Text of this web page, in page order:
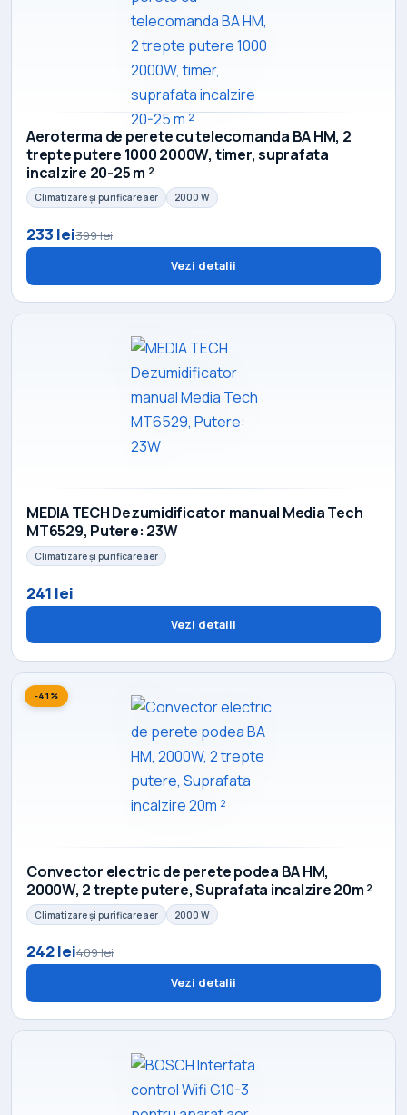
Aeroterma de perete cu telecomanda BA HM, 2
trepte putere 1000 2000W, timer, suprafata
incalzire 20-25 m ²
Climatizare și purificare aer 2000 W
233 lei399 lei
Vezi detalii
MEDIA TECH Dezumidificator manual Media Tech
MT6529, Putere: 23W
Climatizare și purificare aer
241 lei
Vezi detalii
-41%
Convector electric de perete podea BA HM,
2000W, 2 trepte putere, Suprafata incalzire 20m ²
Climatizare și purificare aer 2000 W
242 lei409 lei
Vezi detalii